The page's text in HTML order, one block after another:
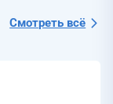
Смотреть всё